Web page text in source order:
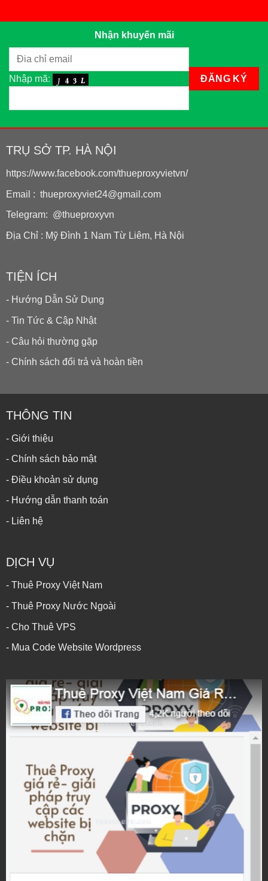
Nhận khuyến mãi
Nhập mã:
TRỤ SỞ TP. HÀ NỘI
https://www.facebook.com/thueproxyvietvn/
Email : thueproxyviet24@gmail.com
Telegram: @thueproxyvn
Địa Chỉ : Mỹ Đình 1 Nam Từ Liêm, Hà Nội
TIỆN ÍCH
- Hướng Dẫn Sử Dụng
- Tin Tức & Cập Nhật
- Câu hỏi thường gặp
- Chính sách đổi trả và hoàn tiền
THÔNG TIN
- Giới thiệu
- Chính sách bảo mật
- Điều khoản sử dụng
- Hướng dẫn thanh toán
- Liên hệ
DỊCH VỤ
- Thuê Proxy Việt Nam
- Thuê Proxy Nước Ngoài
- Cho Thuê VPS
- Mua Code Website Wordpress